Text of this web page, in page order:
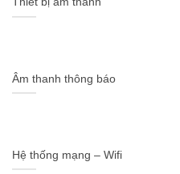
Âm thanh thông báo
Hệ thống mạng – Wifi